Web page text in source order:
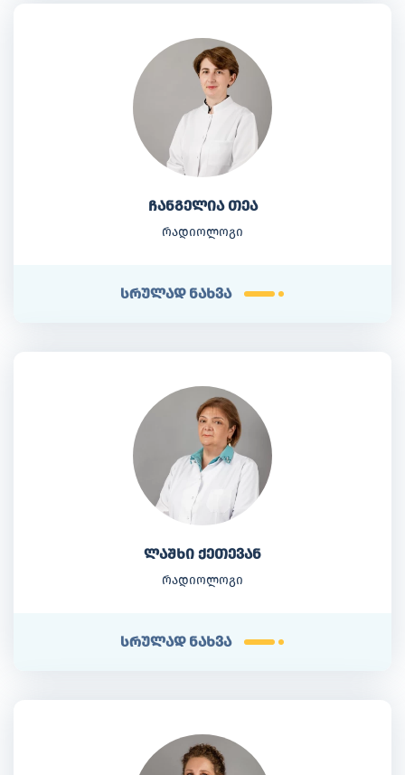
ჩანგელია თეა
რადიოლოგი
სრულად ნახვა
ლაშხი ქეთევან
რადიოლოგი
სრულად ნახვა